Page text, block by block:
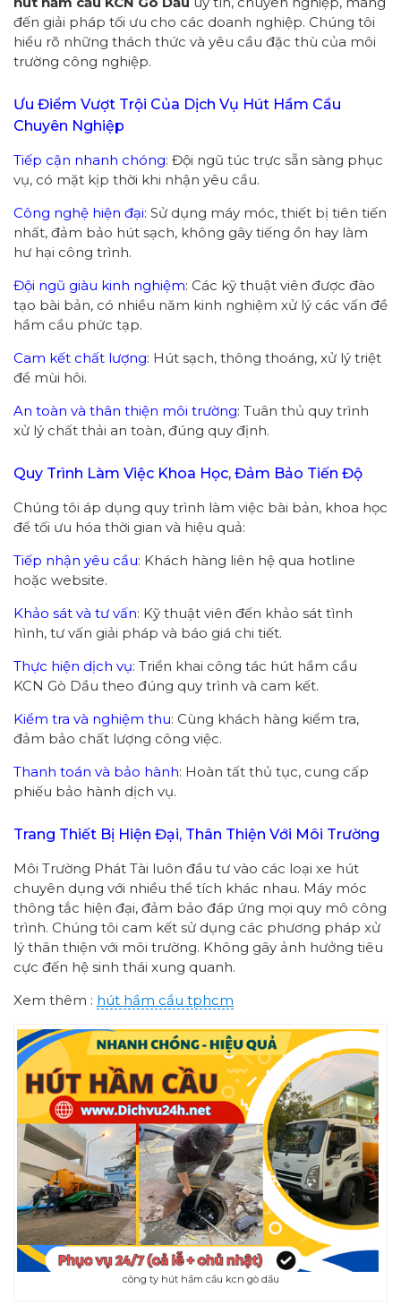
đến giải pháp tối ưu cho các doanh nghiệp. Chúng tôi
hiểu rõ những thách thức và yêu cầu đặc thù của môi
trường công nghiệp.
Ưu Điểm Vượt Trội Của Dịch Vụ Hút Hầm Cầu
Chuyên Nghiệp
Tiếp cận nhanh chóng: Đội ngũ túc trực sẵn sàng phục
vụ, có mặt kịp thời khi nhận yêu cầu.
Công nghệ hiện đại: Sử dụng máy móc, thiết bị tiên tiến
nhất, đảm bảo hút sạch, không gây tiếng ồn hay làm
hư hại công trình.
Đội ngũ giàu kinh nghiệm: Các kỹ thuật viên được đào
tạo bài bản, có nhiều năm kinh nghiệm xử lý các vấn đề
hầm cầu phức tạp.
Cam kết chất lượng: Hút sạch, thông thoáng, xử lý triệt
để mùi hôi.
An toàn và thân thiện môi trường: Tuân thủ quy trình
xử lý chất thải an toàn, đúng quy định.
Quy Trình Làm Việc Khoa Học, Đảm Bảo Tiến Độ
Chúng tôi áp dụng quy trình làm việc bài bản, khoa học
để tối ưu hóa thời gian và hiệu quả:
Tiếp nhận yêu cầu: Khách hàng liên hệ qua hotline
hoặc website.
Khảo sát và tư vấn: Kỹ thuật viên đến khảo sát tình
hình, tư vấn giải pháp và báo giá chi tiết.
Thực hiện dịch vụ: Triển khai công tác hút hầm cầu
KCN Gò Dầu theo đúng quy trình và cam kết.
Kiểm tra và nghiệm thu: Cùng khách hàng kiểm tra,
đảm bảo chất lượng công việc.
Thanh toán và bảo hành: Hoàn tất thủ tục, cung cấp
phiếu bảo hành dịch vụ.
Trang Thiết Bị Hiện Đại, Thân Thiện Với Môi Trường
Môi Trường Phát Tài luôn đầu tư vào các loại xe hút
chuyên dụng với nhiều thể tích khác nhau. Máy móc
thông tắc hiện đại, đảm bảo đáp ứng mọi quy mô công
trình. Chúng tôi cam kết sử dụng các phương pháp xử
lý thân thiện với môi trường. Không gây ảnh hưởng tiêu
cực đến hệ sinh thái xung quanh.
Xem thêm : hút hầm cầu tphcm
công ty hút hầm cầu kcn gò dầu